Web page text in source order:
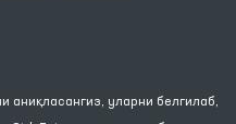
аниқласангиз, уларни белгилаб,